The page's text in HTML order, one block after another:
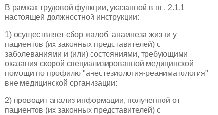
В рамках трудовой функции, указанной в пп. 2.1.1
настоящей должностной инструкции:
1) осуществляет сбор жалоб, анамнеза жизни у
пациентов (их законных представителей) с
заболеваниями и (или) состояниями, требующими
оказания скорой специализированной медицинской
помощи по профилю "анестезиология-реаниматология"
вне медицинской организации;
2) проводит анализ информации, полученной от
пациентов (их законных представителей) с